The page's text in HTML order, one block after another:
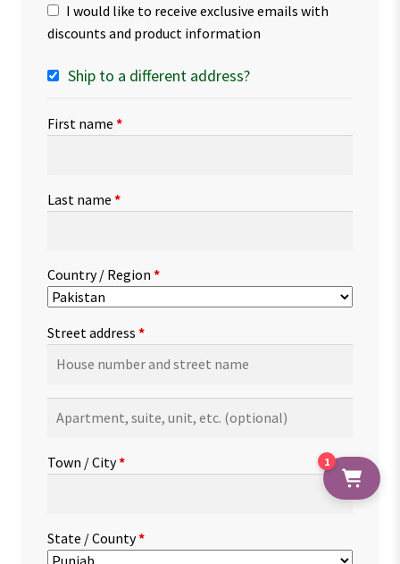
I would like to receive exclusive emails with
discounts and product information
Ship to a different address?
First name *
Last name *
Country / Region *
Street address *
suite,
etc.(optional)
Town / City*
State / County*
1